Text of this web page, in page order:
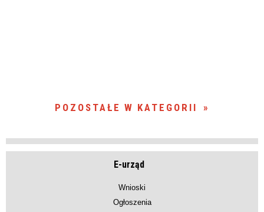
POZOSTAŁE W KATEGORII
E-urząd
Wnioski
Ogłoszenia